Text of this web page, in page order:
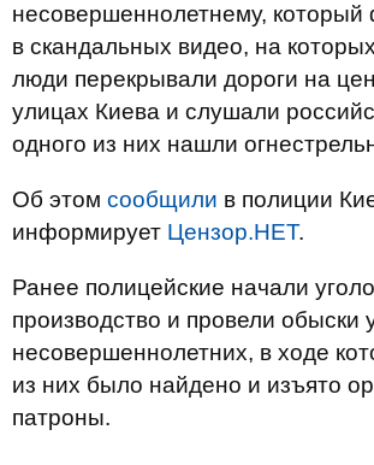
несовершеннолетнему, который
в скандальных видео, на
люди перекрывали дороги на
улицах Киева и слушали
одного из них нашли
Об этом сообщили в полиции
информирует Цензор.НЕТ.
Ранее полицейские начали
производство и провели обыски
несовершеннолетних, в ходе
из них было найдено и изъято
патроны.